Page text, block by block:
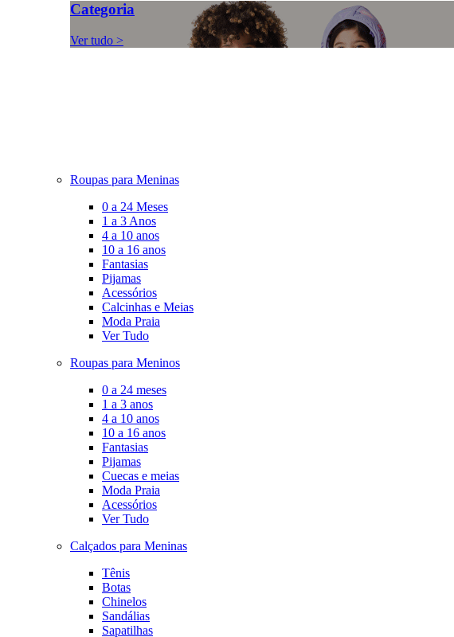
Categoria
Ver tudo >
Roupas para Meninas
0 a 24 Meses
1 a 3 Anos
4 a 10 anos
10 a 16 anos
Fantasias
Pijamas
Acessórios
Calcinhas e Meias
Moda Praia
Ver Tudo
Roupas para Meninos
0 a 24 meses
1 a 3 anos
4 a 10 anos
10 a 16 anos
Fantasias
Pijamas
Cuecas e meias
Moda Praia
Acessórios
Ver Tudo
Calçados para Meninas
Tênis
Botas
Chinelos
Sandálias
Sapatilhas